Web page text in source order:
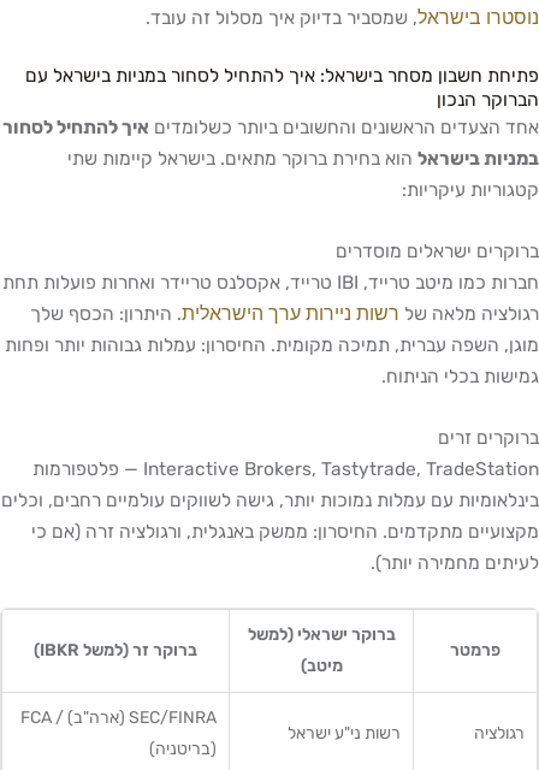
נוסטרו בישראל, שמסביר בדיוק איך מסלול זה עובד.
פתיחת חשבון מסחר בישראל: איך להתחיל לסחור במניות בישראל עם
הברוקר הנכון
אחד הצעדים הראשונים והחשובים ביותר כשלומדים איך להתחיל לסחור
במניות בישראל הוא בחירת ברוקר מתאים. בישראל קיימות שתי
קטגוריות עיקריות:
ברוקרים ישראלים מוסדרים
חברות כמו מיטב טרייד, IBI טרייד, אקסלנס טריידר ואחרות פועלות תחת
רגולציה מלאה של רשות ניירות ערך הישראלית. היתרון: הכסף שלך
מוגן, השפה עברית, תמיכה מקומית. החיסרון: עמלות גבוהות יותר ופחות
גמישות בכלי הניתוח.
ברוקרים זרים
Interactive Brokers, Tastytrade, TradeStation — פלטפורמות
בינלאומיות עם עמלות נמוכות יותר, גישה לשווקים עולמיים רחבים, וכלים
מקצועיים מתקדמים. החיסרון: ממשק באנגלית, ורגולציה זרה (אם כי
לעיתים מחמירה יותר).
פרמטר
ברוקר ישראלי (למשל
מיטב)
ברוקר זר (למשל IBKR)
רגולציה רשות ני"ע ישראל
SEC/FINRA (ארה"ב) / FCA
(בריטניה)